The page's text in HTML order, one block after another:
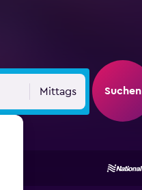
Mittags Suchen